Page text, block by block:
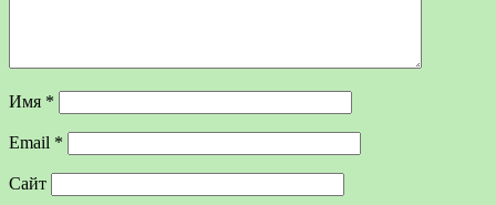
Имя *
Email *
Сайт